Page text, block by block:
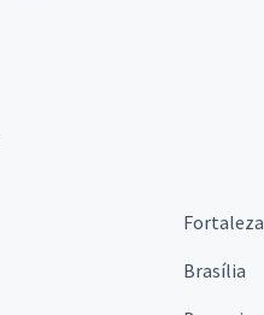
Fortaleza
Brasília